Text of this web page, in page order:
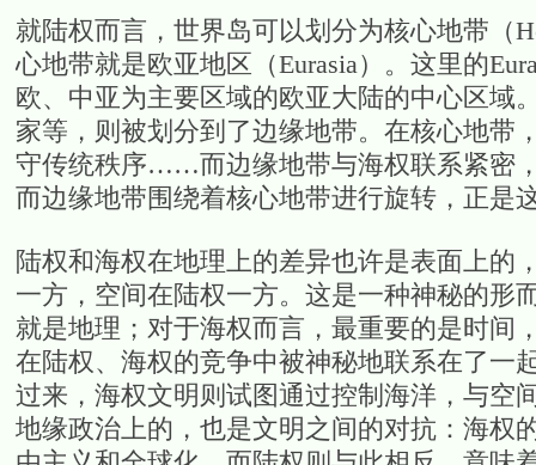
就陆权而言，世界岛可以划分为核心地带（
心地带就是欧亚地区（Eurasia）。这里的
欧、中亚为主要区域的欧亚大陆的中心区域
家等，则被划分到了边缘地带。在核心地带
守传统秩序……而边缘地带与海权联系紧密
而边缘地带围绕着核心地带进行旋转，正是
陆权和海权在地理上的差异也许是表面上的
一方，空间在陆权一方。这是一种神秘的形
就是地理；对于海权而言，最重要的是时间
在陆权、海权的竞争中被神秘地联系在了一
过来，海权文明则试图通过控制海洋，与空
地缘政治上的，也是文明之间的对抗：海权